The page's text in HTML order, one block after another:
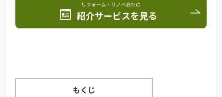
リフォーム・リノベ会社の
紹介サービスを見る
もくじ